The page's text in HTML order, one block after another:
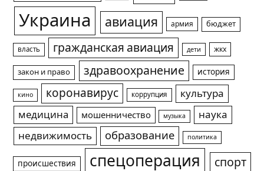
Украина авиация армия бюджет
власть гражданская авиация дети жкх
закон и право здравоохранение история
кино коронавирус коррупция
культура
медицина
мошенничество музыка
наука
недвижимость
образование политика
происшествия спецоперация спорт